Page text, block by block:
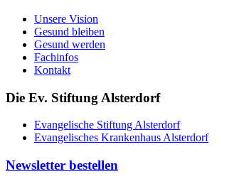
Unsere Vision
Gesund bleiben
Gesund werden
Fachinfos
Kontakt
Die Ev. Stiftung Alsterdorf
Evangelische Stiftung Alsterdorf
Evangelisches Krankenhaus Alsterdorf
Newsletter bestellen